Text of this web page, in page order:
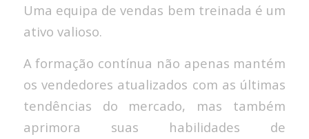
Uma equipa de vendas bem treinada é um
ativo valioso.
A formação contínua não apenas mantém
os vendedores atualizados com as últimas
tendências do mercado, mas também
aprimora suas habilidades de